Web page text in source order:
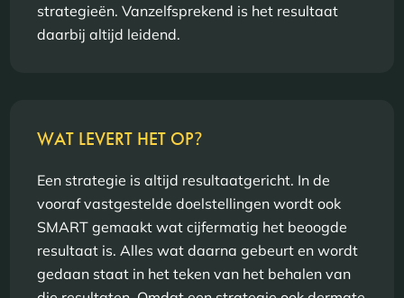
strategieën. Vanzelfsprekend is het resultaat
daarbij altijd leidend.
WAT LEVERT HET OP?
Een strategie is altijd resultaatgericht. In de
vooraf vastgestelde doelstellingen wordt ook
SMART gemaakt wat cijfermatig het beoogde
resultaat is. Alles wat daarna gebeurt en wordt
gedaan staat in het teken van het behalen van